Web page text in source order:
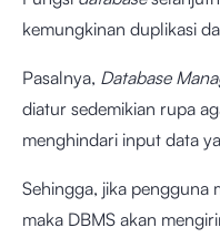
kemungkinan duplikasi
Pasalnya, Database
diatur sedemikian rupa
menghindari input data
Sehingga, jika pengguna
maka DBMS akan